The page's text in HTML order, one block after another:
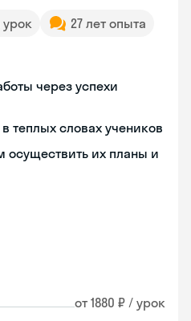
урок
27 лет опыта
через успехи
теплых словах учеников
осуществить их планы и
от 1880 ₽ / урок